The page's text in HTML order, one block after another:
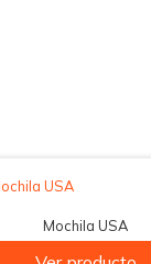
Mochila USA